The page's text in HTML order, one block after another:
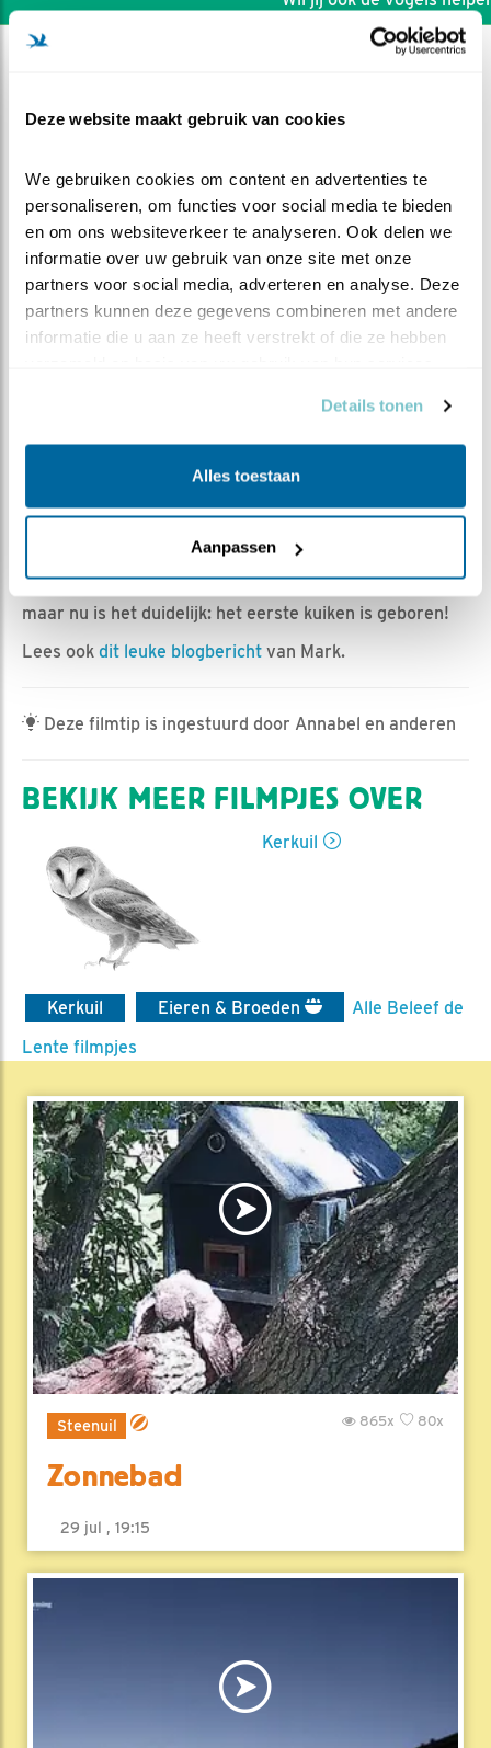
Deze website maakt gebruik van cookies
We gebruiken cookies om content en advertenties te
personaliseren, om functies voor social media te bieden
en om ons websiteverkeer te analyseren. Ook delen we
informatie over uw gebruik van onze site met onze
partners voor social media, adverteren en analyse. Deze
partners kunnen deze gegevens combineren met andere
informatie die u aan ze heeft verstrekt of die ze hebben
Details tonen
Alles toestaan
Aanpassen
Eerste kuiken uit het ei!
Vind ik leuk| Bewaar dit filmpje|
535x
Op 22 mei, even na 23 uur zien we een gebroken
eierschaal. We hoorden al een tijd geriedel uit het ei,
maar nu is het duidelijk: het eerste kuiken is geboren!
Lees ook dit leuke blogbericht van Mark.
Deze filmtip is ingestuurd door Annabel en anderen
BEKIJK MEER FILMPJES OVER
Kerkuil
Kerkuil Eieren & Broeden
Alle Beleef de
Lente filmpjes
Steenuil 80x
865x
Zonnebad
29 jul , 19:15